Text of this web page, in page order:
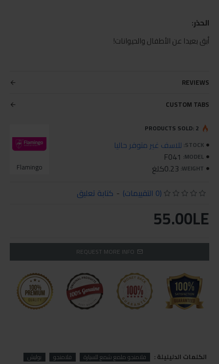
الحذر:
أبق بعيدا عن الأطفال والحيوانات!
REVIEWS
CUSTOM TABS
STOCK: للاسف غير متوفر حاليا
MODEL:
F041
WEIGHT: 0.23كلغ Flamingo
PRODUCTS SOLD: 2
(0 التقييمات) - كتابة تعليق
55.00LE
REQUEST MORE INFO
الكلمات الدليليلة : فلامنجو ملمع شمع للسيارة فلامنجو بوليش